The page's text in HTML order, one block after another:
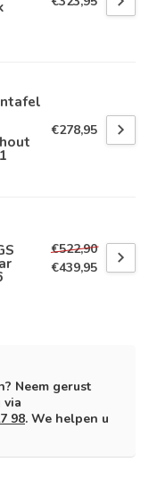
€278,95
€522,90
€439,95
Neem gerust
98. We helpen u